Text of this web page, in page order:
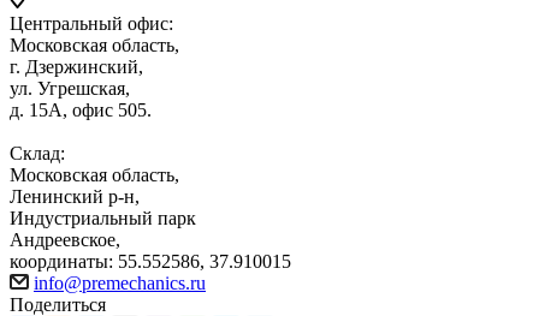
Центральный офис:
Московская область,
г. Дзержинский,
ул. Угрешская,
д. 15А, офис 505.
Склад:
Московская область,
Ленинский р-н,
Индустриальный парк
Андреевское,
координаты: 55.552586, 37.910015
info@premechanics.ru
Поделиться